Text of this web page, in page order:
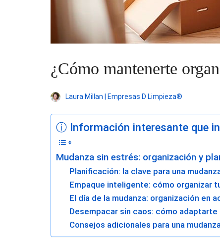
¿Cómo mantenerte
Laura Millan | Empresas D Limpieza®
ⓘ Información interesante que
Mudanza sin estrés: organización y
Planificación: la clave para una
Empaque inteligente: cómo organizar
El día de la mudanza: organización en
Desempacar sin caos: cómo
Consejos adicionales para una